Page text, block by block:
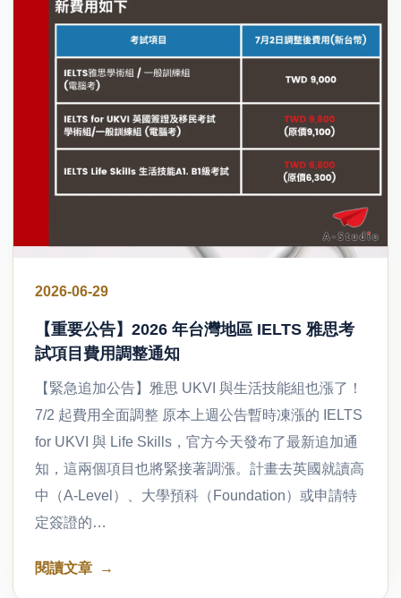
2026-06-29
【重要公告】2026 年台灣地區 IELTS 雅思考
試項目費用調整通知
【緊急追加公告】雅思 UKVI 與生活技能組也漲了！
7/2 起費用全面調整 原本上週公告暫時凍漲的 IELTS
for UKVI 與 Life Skills，官方今天發布了最新追加通
知，這兩個項目也將緊接著調漲。計畫去英國就讀高
中（A-Level）、大學預科（Foundation）或申請特
定簽證的…
閱讀文章